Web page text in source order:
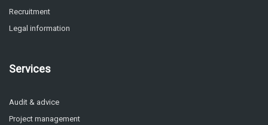
Recruitment
Legal information
Services
Audit & advice
Project management